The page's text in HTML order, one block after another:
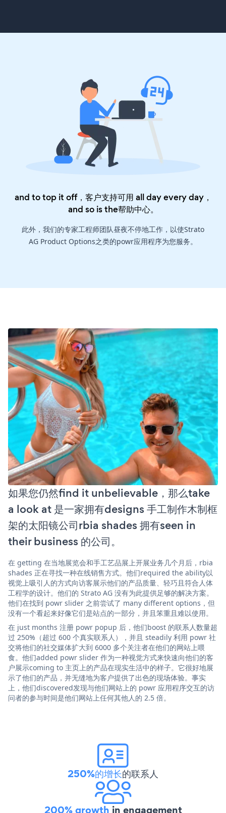
and to top it off，客户支持可用 all day every day，
and so is the帮助中心。
此外，我们的专家工程师团队昼夜不停地工作，以使Strato
AG Product Options之类的powr应用程序为您服务。
如果您仍然find it unbelievable，那么take
a look at 是一家拥有designs 手工制作木制框
架的太阳镜公司rbia shades 拥有seen in
their business 的公司。
在 getting 在当地展览会和手工艺品展上开展业务几个月后，rbia
shades 正在寻找一种在线销售方式。他们required the ability以
视觉上吸引人的方式向访客展示他们的产品质量、轻巧且符合人体
工程学的设计。他们的 Strato AG 没有为此提供足够的解决方案。
他们在找到 powr slider 之前尝试了 many different options，但
没有一个看起来好像它们是站点的一部分，并且笨重且难以使用。
在 just months 注册 powr popup 后，他们boost 的联系人数量超
过 250%（超过 600 个真实联系人），并且 steadily 利用 powr 社
交将他们的社交媒体扩大到 6000 多个关注者在他们的网站上喂
食。他们added powr slider 作为一种视觉方式来快速向他们的客
户展示coming to 主页上的产品在现实生活中的样子。它很好地展
示了他们的产品，并无缝地为客户提供了出色的现场体验。事实
上，他们discovered发现与他们网站上的 powr 应用程序交互的访
问者的参与时间是他们网站上任何其他人的 2.5 倍。
250%的增长的联系人
200% growth in engagement